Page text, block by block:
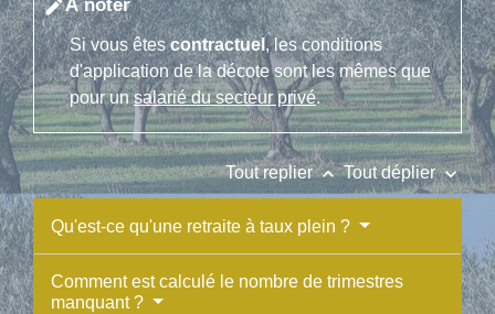
editÀ noter
Si vous êtescontractuel, les conditions
d'application de la décote sont les mêmes que
pour unsalarié du secteur privé.
Tout replierkeyboard_arrow_up Tout déplierkeyboard_arrow_down
Qu'est-ce qu'une retraite à taux plein ?
Comment est calculé le nombre de trimestres
manquant ?